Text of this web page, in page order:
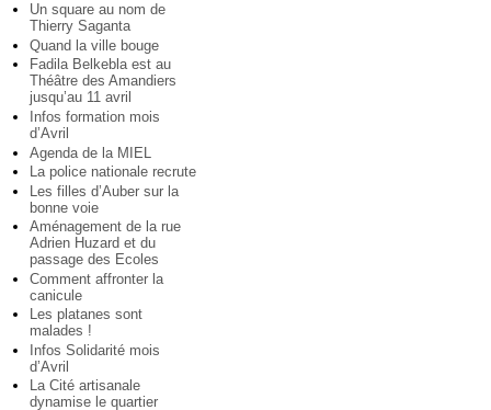
Un square au nom de
Thierry Saganta
Quand la ville bouge
Fadila Belkebla est au
Théâtre des Amandiers
jusqu’au 11 avril
Infos formation mois
d’Avril
Agenda de la MIEL
La police nationale recrute
Les filles d’Auber sur la
bonne voie
Aménagement de la rue
Adrien Huzard et du
passage des Ecoles
Comment affronter la
canicule
Les platanes sont
malades !
Infos Solidarité mois
d’Avril
La Cité artisanale
dynamise le quartier